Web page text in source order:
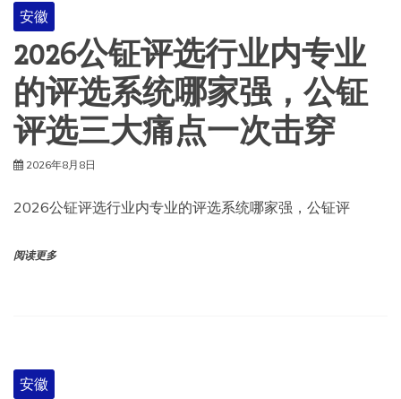
安徽
2026公钲评选行业内专业
的评选系统哪家强，公钲
评选三大痛点一次击穿
2026年8月8日
2026公钲评选行业内专业的评选系统哪家强，公钲评
阅读更多
安徽